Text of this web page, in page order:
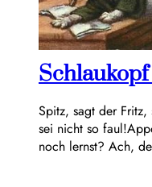
Spitz, sagt der
sei nicht so
noch lernst? Ach,